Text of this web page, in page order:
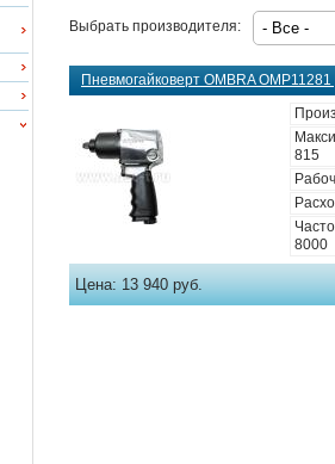
Выбрать производителя:
Пневмогайковерт OMBRA
815
8000
Цена:13 940 руб.